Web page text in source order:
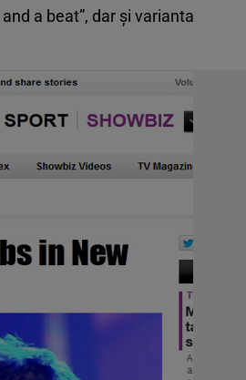
a beat”, dar şi varianta